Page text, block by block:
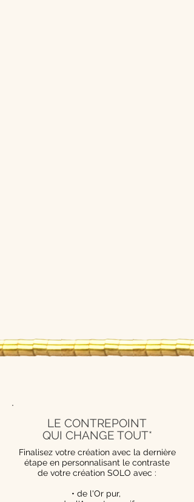
LE CONTREPOINT
QUI CHANGE TOUT*
Finalisez votre création avec la dernière
étape en personnalisant le contraste
de votre création SOLO avec :
• de l'Or pur,